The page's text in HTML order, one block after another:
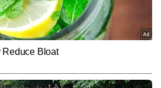
से पहले युवा विराट कोहली का इंटरव्यू किया। डिजिटल
ली, सुनील गावस्कर, राहुल द्रविड़, जैसे तमाम धुरंधरों
16 वर्षीय ऋषभ पंत का पहला डिजिटल इंटरव्यू किया जिसे
पर काफी रीडरशिप मिली। उन्होंने स्पोर्ट्स मल्टी
एक्सक्लूसिव स्टोरीज लिख चुके हैं। साल 2025 में खेल
व आंकड़ों को ट्रैक किया है और उन पर आर्टिकल
to our daily Newsletter!